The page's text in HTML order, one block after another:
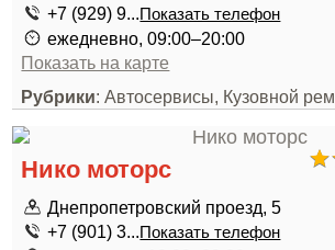
+7 (929) 9...Показать телефон
ежедневно, 09:00–20:00
Показать на карте
Рубрики: Автосервисы, Кузовной
Нико моторс
Днепропетровский проезд, 5
+7 (901) 3...Показать телефон